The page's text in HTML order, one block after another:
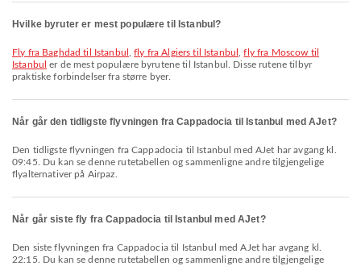
Hvilke byruter er mest populære til Istanbul?
fly fra Baghdad til Istanbul ,fly fra Algiers til Istanbul ,fly fra Moscow til
Istanbul er de mest populære byrutene til Istanbul. Disse rutene tilbyr
praktiske forbindelser fra større byer.
Når går den tidligste flyvningen fra Cappadocia til Istanbul med AJet?
Den tidligste flyvningen fra Cappadocia til Istanbul med AJet har avgang kl.
09:45. Du kan se denne rutetabellen og sammenligne andre tilgjengelige
flyalternativer på Airpaz.
Når går siste fly fra Cappadocia til Istanbul med AJet?
Den siste flyvningen fra Cappadocia til Istanbul med AJet har avgang kl.
22:15. Du kan se denne rutetabellen og sammenligne andre tilgjengelige